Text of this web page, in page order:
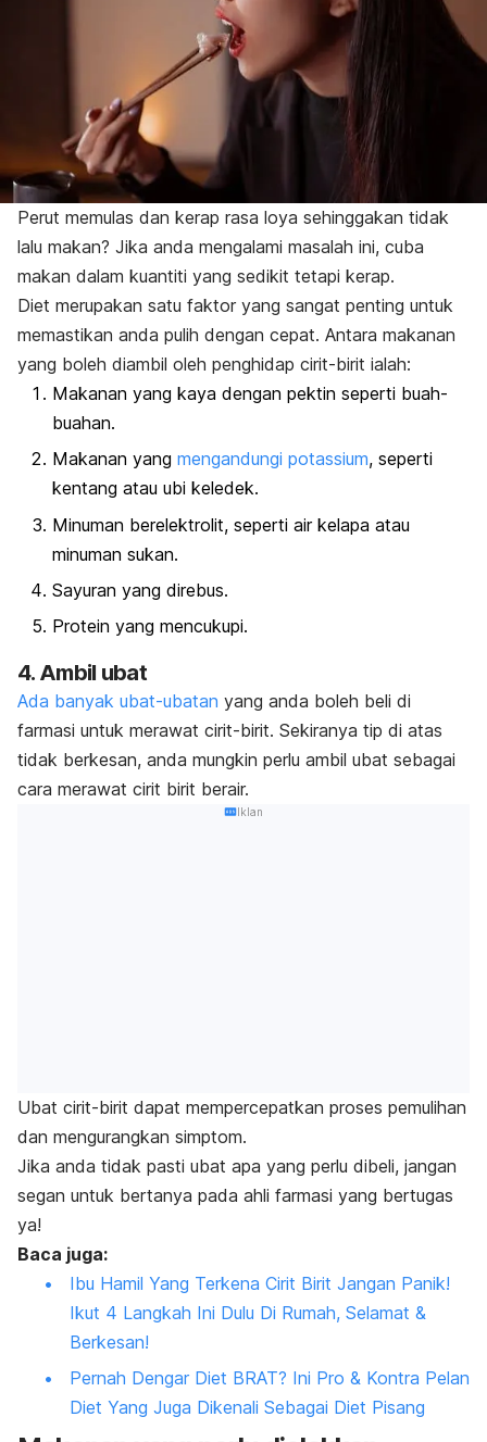
Perut memulas dan kerap rasa loya sehinggakan tidak
lalu makan? Jika anda mengalami masalah ini, cuba
makan dalam kuantiti yang sedikit tetapi kerap.
Diet merupakan satu faktor yang sangat penting untuk
memastikan anda pulih dengan cepat. Antara makanan
yang boleh diambil oleh penghidap cirit-birit ialah:
Makanan yang kaya dengan pektin seperti buah-
buahan.
Makanan yang mengandungi potassium, seperti
kentang atau ubi keledek.
Minuman berelektrolit, seperti air kelapa atau
minuman sukan.
Sayuran yang direbus.
Protein yang mencukupi.
4. Ambil ubat
Ada banyak ubat-ubatan yang anda boleh beli di
farmasi untuk merawat cirit-birit. Sekiranya tip di atas
tidak berkesan, anda mungkin perlu ambil ubat sebagai
cara merawat cirit birit berair.
Iklan
Ubat cirit-birit dapat mempercepatkan proses pemulihan
dan mengurangkan simptom.
Jika anda tidak pasti ubat apa yang perlu dibeli, jangan
segan untuk bertanya pada ahli farmasi yang bertugas
ya!
Baca juga:
Ibu Hamil Yang Terkena Cirit Birit Jangan Panik!
Ikut 4 Langkah Ini Dulu Di Rumah, Selamat &
Berkesan!
Pernah Dengar Diet BRAT? Ini Pro & Kontra Pelan
Diet Yang Juga Dikenali Sebagai Diet Pisang